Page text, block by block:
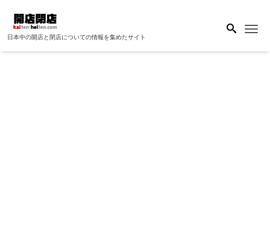
日本中の開店と閉店についての情報を集めたサイト